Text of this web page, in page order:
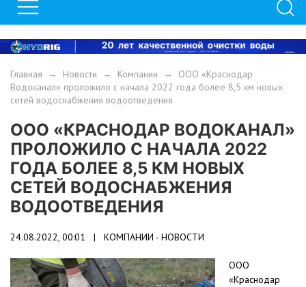
Главная → Новости → Компании → ООО «Краснодар
Водоканал» проложило с начала 2022 года более 8,5 км новых
сетей водоснабжения водоотведения
ООО «КРАСНОДАР ВОДОКАНАЛ»
ПРОЛОЖИЛО С НАЧАЛА 2022
ГОДА БОЛЕЕ 8,5 КМ НОВЫХ
СЕТЕЙ ВОДОСНАБЖЕНИЯ
ВОДООТВЕДЕНИЯ
24.08.2022, 00:01 | КОМПАНИИ - НОВОСТИ
ООО
«Краснодар